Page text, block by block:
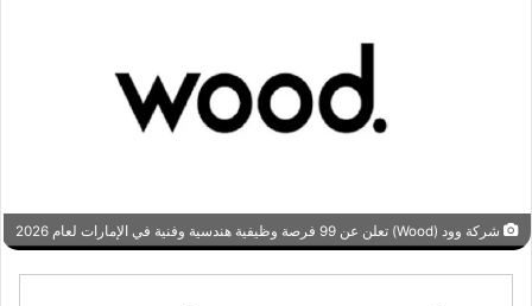
شركة وود (Wood) تعلن عن 99 فرصة وظيفية هندسية وفنية في الإمارات لعام 2026